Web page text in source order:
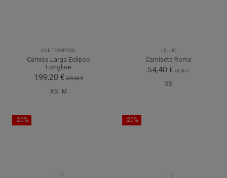
ONE TEASPOON
Camisa Larga Eclipse
Longline
199,20 € 249,00 €
XS M
LIU-JO
Camiseta Roma
54,40 € 68,00 €
XS
-20% -20%